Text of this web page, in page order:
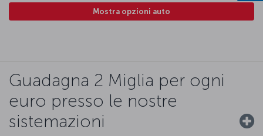
Mostra opzioni auto
Guadagna 2 Miglia per ogni
euro presso le nostre
sistemazioni